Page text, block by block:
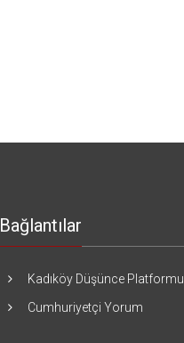
Bağlantılar
Kadıköy Düşünce Platformu
Cumhuriyetçi Yorum